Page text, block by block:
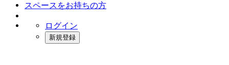
スペースをお持ちの方
ログイン
新規登録